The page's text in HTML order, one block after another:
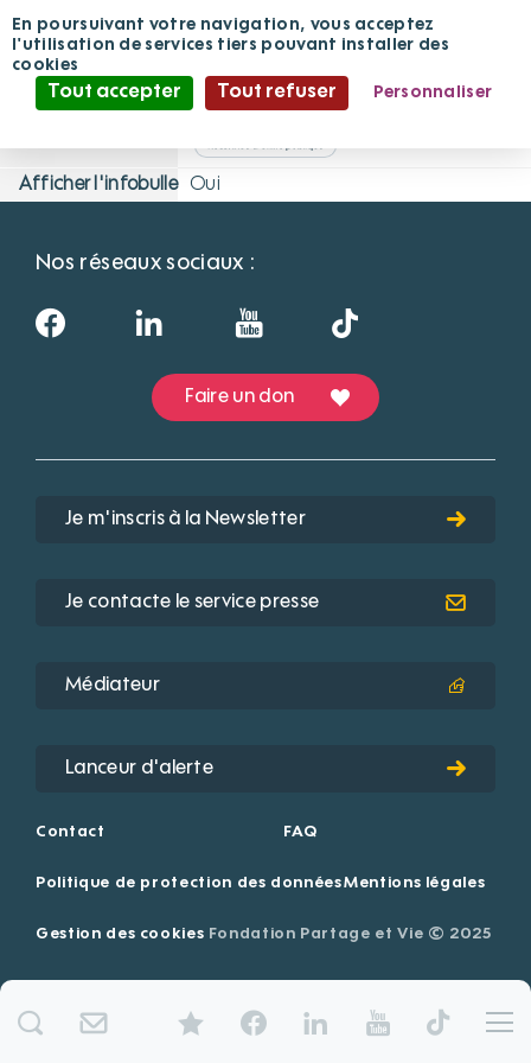
APA
Adminfpv · le 26/11/2020 à 09:40
Afficher l'infobulle Oui
Nos réseaux sociaux :
Faire un don
Je m'inscris à la Newsletter
Je contacte le service presse
Médiateur
Lanceur d'alerte
Contact FAQ
Politique de protection des donnéesMentions légales
Gestion des cookies Fondation Partage et Vie © 2025
En poursuivant votre navigation, vous acceptez
l'utilisation de services tiers pouvant installer des
cookies
Tout accepter Tout refuser
Personnaliser